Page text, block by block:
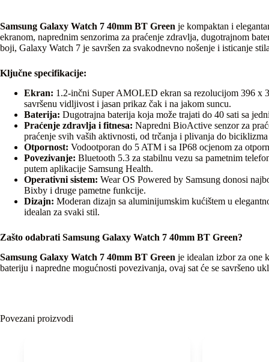
Samsung Galaxy Watch 7 40mm BT Green je kompaktan i
ekranom, naprednim senzorima za praćenje zdravlja, dugotrajnom
boji, Galaxy Watch 7 je savršen za svakodnevno nošenje i isticanje
Ključne specifikacije:
Ekran: 1.2-inčni Super AMOLED ekran sa rezolucijom 396 x
savršenu vidljivost i jasan prikaz čak i na jakom suncu.
Baterija: Dugotrajna baterija koja može trajati do 40 sati sa
Praćenje zdravlja i fitnesa: Napredni BioActive senzor za
praćenje svih vaših aktivnosti, od trčanja i plivanja do
Otpornost: Vodootporan do 5 ATM i sa IP68 ocjenom za
Povezivanje: Bluetooth 5.3 za stabilnu vezu sa pametnim
putem aplikacije Samsung Health.
Operativni sistem: Wear OS Powered by Samsung donosi
Bixby i druge pametne funkcije.
Dizajn: Moderan dizajn sa aluminijumskim kućištem u
idealan za svaki stil.
Zašto odabrati Samsung Galaxy Watch 7 40mm BT Green?
Samsung Galaxy Watch 7 40mm BT Green je idealan izbor za one
bateriju i napredne mogućnosti povezivanja, ovaj sat će se savršeno
Povezani proizvodi